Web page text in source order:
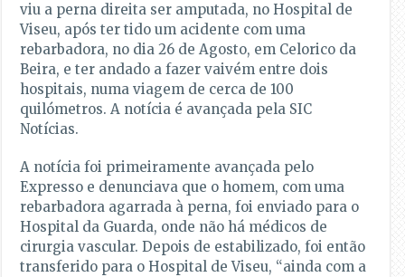
viu a perna direita ser amputada, no Hospital de
Viseu, após ter tido um acidente com uma
rebarbadora, no dia 26 de Agosto, em Celorico da
Beira, e ter andado a fazer vaivém entre dois
hospitais, numa viagem de cerca de 100
quilómetros. A notícia é avançada pela SIC
Notícias.
A notícia foi primeiramente avançada pelo
Expresso e denunciava que o homem, com uma
rebarbadora agarrada à perna, foi enviado para o
Hospital da Guarda, onde não há médicos de
cirurgia vascular. Depois de estabilizado, foi então
transferido para o Hospital de Viseu, “ainda com a